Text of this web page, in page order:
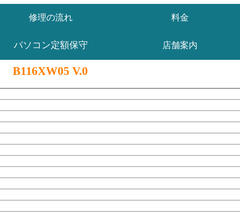
修理の流れ 料金
パソコン定額保守 店舗案内
B116XW05 V.0